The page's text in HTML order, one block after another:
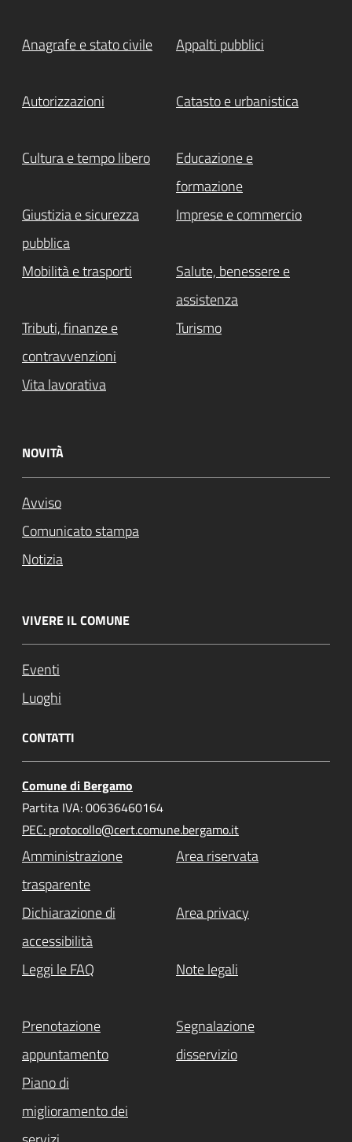
Anagrafe e stato civile Appalti pubblici
Autorizzazioni Catasto e urbanistica
Cultura e tempo libero
Educazione e
formazione
Giustizia e sicurezza
pubblica
Imprese e commercio
Mobilità e trasporti
Salute, benessere e
assistenza
Tributi, finanze e
contravvenzioni
Turismo
Vita lavorativa
NOVITÀ
Avviso
Comunicato stampa
Notizia
VIVERE IL COMUNE
Eventi
Luoghi
CONTATTI
Comune di Bergamo
Partita IVA: 00636460164
PEC: protocollo@cert.comune.bergamo.it
Amministrazione
trasparente
Area riservata
Dichiarazione di
accessibilità
Area privacy
Leggi le FAQ Note legali
Prenotazione
appuntamento
Segnalazione
disservizio
Piano di
miglioramento dei